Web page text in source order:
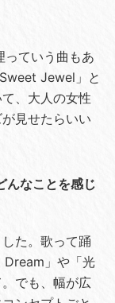
っていう曲もあ
Jewel」と
、大人の女性
見せたらいい
んなことを感じ
た。歌って踊
Dream」や「光
でも、幅が広